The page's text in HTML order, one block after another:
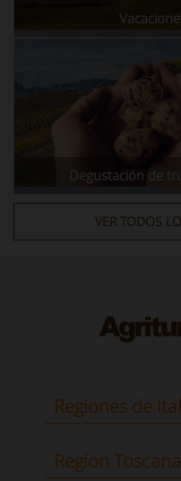
Degustación de
VER TODOS
Regiones de
Region Toscana